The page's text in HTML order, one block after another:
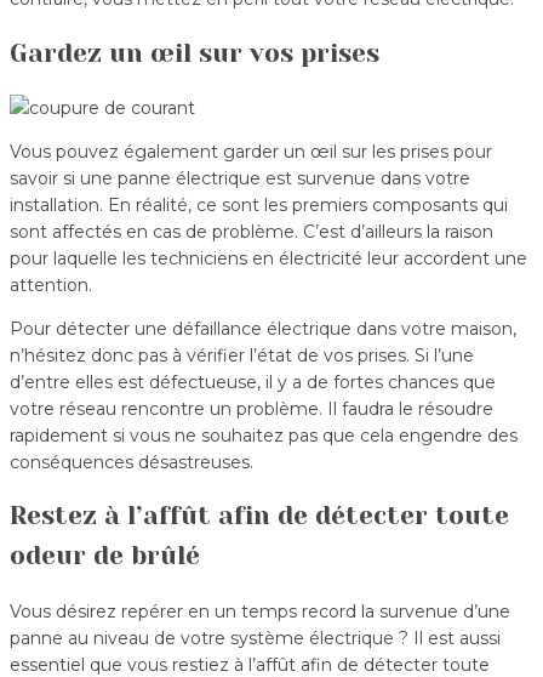
Gardez un œil sur vos prises
Vous pouvez également garder un œil sur les prises pour
savoir si une panne électrique est survenue dans votre
installation. En réalité, ce sont les premiers composants qui
sont affectés en cas de problème. C’est d’ailleurs la raison
pour laquelle les techniciens en électricité leur accordent une
attention.
Pour détecter une défaillance électrique dans votre maison,
n’hésitez donc pas à vérifier l’état de vos prises. Si l’une
d’entre elles est défectueuse, il y a de fortes chances que
votre réseau rencontre un problème. Il faudra le résoudre
rapidement si vous ne souhaitez pas que cela engendre des
conséquences désastreuses.
Restez à l’affût afin de détecter toute
odeur de brûlé
Vous désirez repérer en un temps record la survenue d’une
panne au niveau de votre système électrique ? Il est aussi
essentiel que vous restiez à l’affût afin de détecter toute